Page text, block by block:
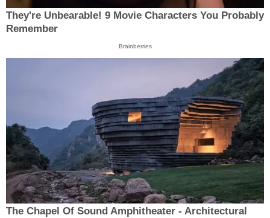
They're Unbearable! 9 Movie Characters You Probably
Remember
Brainberries
The Chapel Of Sound Amphitheater - Architectural